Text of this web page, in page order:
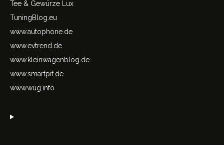
Tee & Gewürze Lux
TuningBlog.eu
www.autophorie.de
www.evtrend.de
www.kleinwagenblog.de
www.smartpit.de
www.wug.info